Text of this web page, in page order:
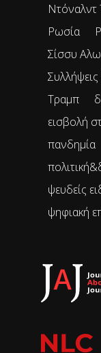
Ντόναλντ
Ρωσία
Σίσσυ
Τραμπ
εισβολή
πανδημία
ψευδείς
ψηφιακή